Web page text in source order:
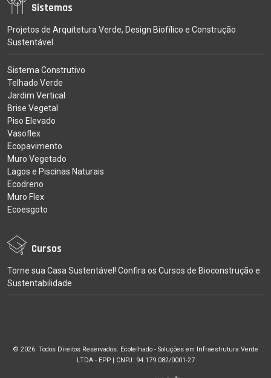
Sistemas
Projetos de Arquitetura Verde, Design Biofílico e Construção
Sustentável
Sistema Construtivo
Telhado Verde
Jardim Vertical
Brise Vegetal
Piso Elevado
Vasoflex
Ecopavimento
Muro Vegetado
Lagos e Piscinas Naturais
Ecodreno
Muro Flex
Ecoesgoto
Cursos
Torne sua Casa Sustentável! Confira os Cursos de Bioconstrução e
Sustentabilidade
© 2026. Todos Direitos Reservados. Ecotelhado - Soluções em Infraestrutura Verde
LTDA - EPP | CNPJ: 94.179.082/0001-27